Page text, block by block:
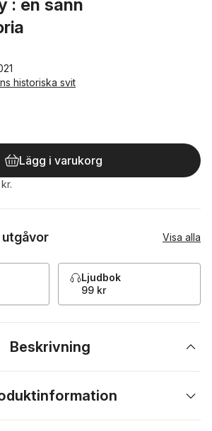
: en sann
historiska svit
antal röster:
Lägg i varukorg
Visa alla
Ljudbok
99 kr
Beskrivning